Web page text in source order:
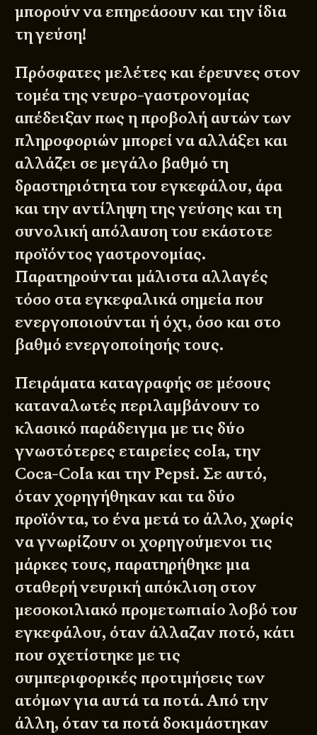
μπορούν να επηρεάσουν και την ίδια
τη γεύση!
Πρόσφατες μελέτες και έρευνες στον
τομέα της νευρο-γαστρονομίας
απέδειξαν πως η προβολή αυτών των
πληροφοριών μπορεί να αλλάξει και
αλλάζει σε μεγάλο βαθμό τη
δραστηριότητα του εγκεφάλου, άρα
και την αντίληψη της γεύσης και τη
συνολική απόλαυση του εκάστοτε
προϊόντος γαστρονομίας.
Παρατηρούνται μάλιστα αλλαγές
τόσο στα εγκεφαλικά σημεία που
ενεργοποιούνται ή όχι, όσο και στο
βαθμό ενεργοποίησής τους.
Πειράματα καταγραφής σε μέσους
καταναλωτές περιλαμβάνουν το
κλασικό παράδειγμα με τις δύο
γνωστότερες εταιρείες cola, την
Coca-Cola και την Pepsi. Σε αυτό,
όταν χορηγήθηκαν και τα δύο
προϊόντα, το ένα μετά το άλλο, χωρίς
να γνωρίζουν οι χορηγούμενοι τις
μάρκες τους, παρατηρήθηκε μια
σταθερή νευρική απόκλιση στον
μεσοκοιλιακό προμετωπιαίο λοβό του
εγκεφάλου, όταν άλλαζαν ποτό, κάτι
που σχετίστηκε με τις
συμπεριφορικές προτιμήσεις των
ατόμων για αυτά τα ποτά. Από την
άλλη, όταν τα ποτά δοκιμάστηκαν